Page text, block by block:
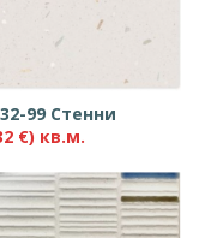
99 Стенни
€) кв.м.